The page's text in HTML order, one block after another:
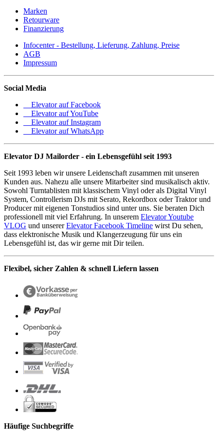
Marken
Retourware
Finanzierung
Infocenter - Bestellung, Lieferung, Zahlung, Preise
AGB
Impressum
Social Media
Elevator auf Facebook
Elevator auf YouTube
Elevator auf Instagram
Elevator auf WhatsApp
Elevator DJ Mailorder - ein Lebensgefühl seit 1993
Seit 1993 leben wir unsere Leidenschaft zusammen mit unseren
Kunden aus. Nahezu alle unsere Mitarbeiter sind musikalisch aktiv.
Sowohl Turntablisten mit klassischem Vinyl oder als Digital Vinyl
System, Controllerism DJs mit Serato, Rekordbox oder Traktor und
Producer mit eigenen Tonstudios sind unter uns. Sie beraten Dich
professionell mit viel Erfahrung. In unserem Elevator Youtube
VLOG und unsererElevator Facebook Timeline wirst Du sehen,
dass elektronische Musik und Klangerzeugung für uns ein
Lebensgefühl ist, das wir gerne mit Dir teilen.
Flexibel, sicher Zahlen & schnell Liefern lassen
Häufige Suchbegriffe